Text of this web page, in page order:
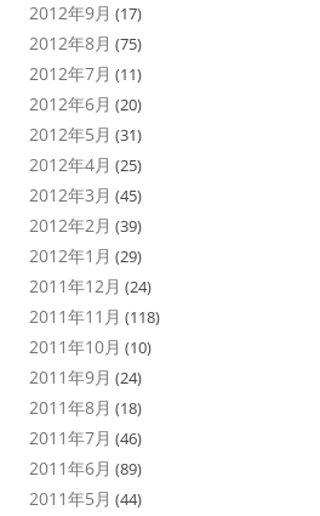
2012年9月 (17)
2012年8月 (75)
2012年7月 (11)
2012年6月 (20)
2012年5月 (31)
2012年4月 (25)
2012年3月 (45)
2012年2月 (39)
2012年1月 (29)
2011年12月 (24)
2011年11月 (118)
2011年10月 (10)
2011年9月 (24)
2011年8月 (18)
2011年7月 (46)
2011年6月 (89)
2011年5月 (44)